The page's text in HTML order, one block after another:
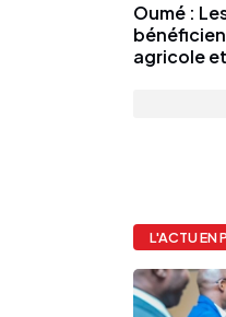
Oumé :
agricole
L'ACTU EN